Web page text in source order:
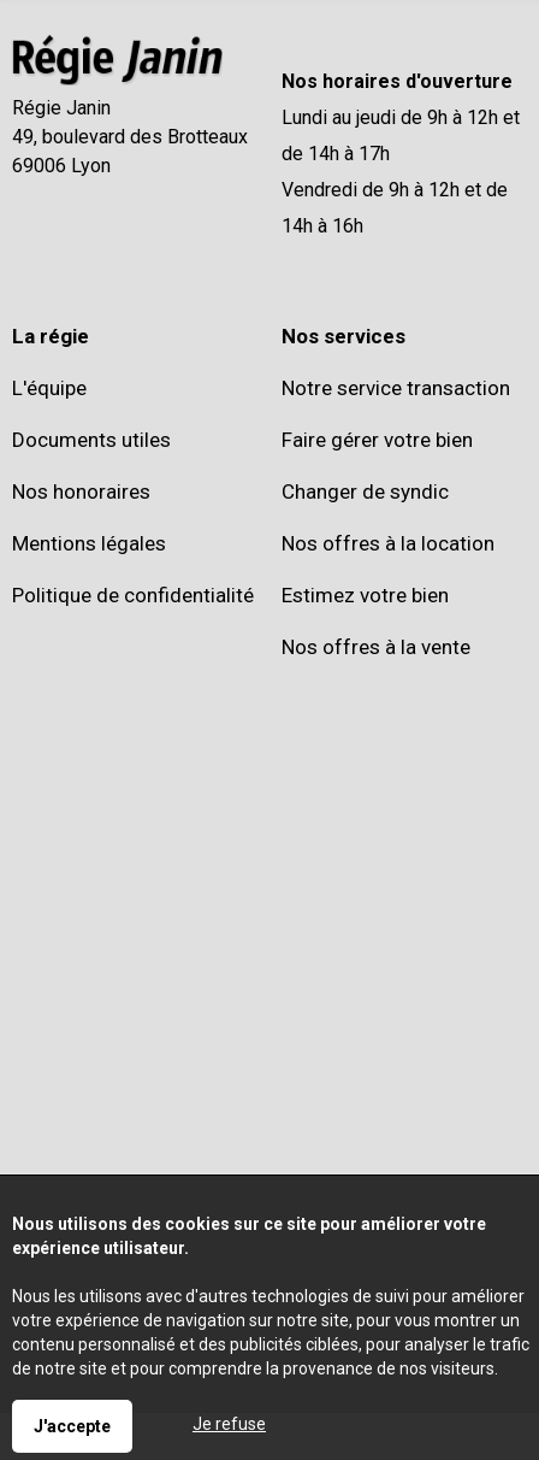
Régie Janin
49, boulevard des Brotteaux
69006 Lyon
Nos horaires d'ouverture
Lundi au jeudi de 9h à 12h et
de 14h à 17h
Vendredi de 9h à 12h et de
14h à 16h
La régie
L'équipe
Documents utiles
Nos honoraires
Mentions légales
Politique de confidentialité
Nos services
Notre service transaction
Faire gérer votre bien
Changer de syndic
Nos offres à la location
Estimez votre bien
Nos offres à la vente
Nous utilisons des cookies sur ce site pour améliorer votre
expérience utilisateur.
Nous les utilisons avec d'autres technologies de suivi pour améliorer
votre expérience de navigation sur notre site, pour vous montrer un
contenu personnalisé et des publicités ciblées, pour analyser le trafic
de notre site et pour comprendre la provenance de nos visiteurs.
J'accepte Je refuse